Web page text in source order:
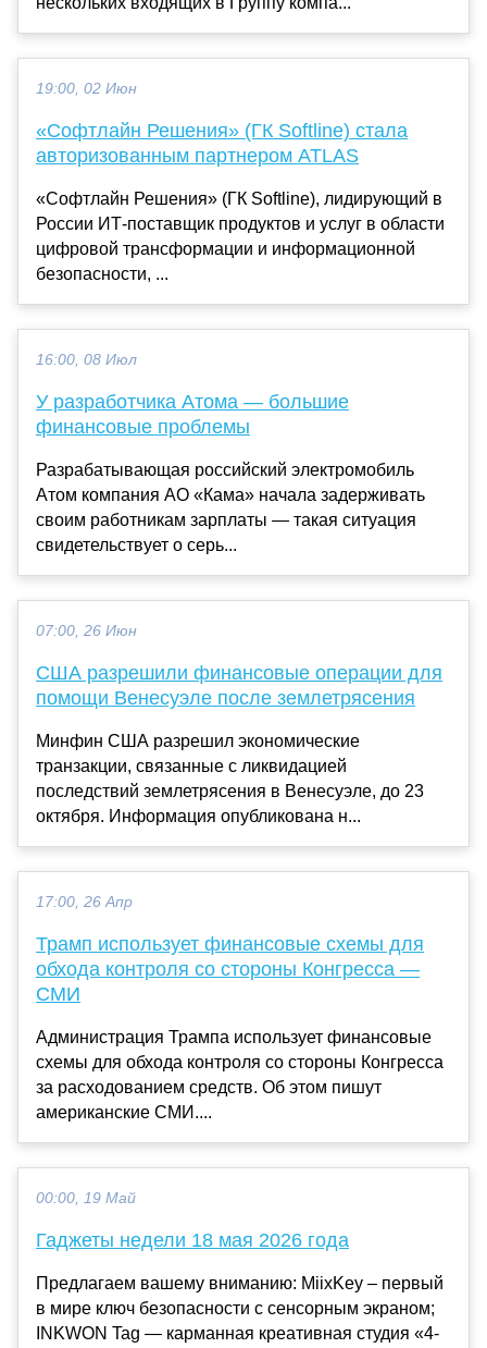
19:00, 02 Июн
«Софтлайн Решения» (ГК Softline) стала
авторизованным партнером ATLAS
«Софтлайн Решения» (ГК Softline), лидирующий в
России ИТ-поставщик продуктов и услуг в области
цифровой трансформации и информационной
безопасности, ...
16:00, 08 Июл
У разработчика Атома — большие
финансовые проблемы
Разрабатывающая российский электромобиль
Атом компания АО «Кама» начала задерживать
своим работникам зарплаты — такая ситуация
свидетельствует о серь...
07:00, 26 Июн
США разрешили финансовые операции для
помощи Венесуэле после землетрясения
Минфин США разрешил экономические
транзакции, связанные с ликвидацией
последствий землетрясения в Венесуэле, до 23
октября. Информация опубликована н...
17:00, 26 Апр
Трамп использует финансовые схемы для
обхода контроля со стороны Конгресса —
СМИ
Администрация Трампа использует финансовые
схемы для обхода контроля со стороны Конгресса
за расходованием средств. Об этом пишут
американские СМИ....
00:00, 19 Май
Гаджеты недели 18 мая 2026 года
Предлагаем вашему вниманию: MiixKey – первый
в мире ключ безопасности с сенсорным экраном;
INKWON Tag — карманная креативная студия «4-